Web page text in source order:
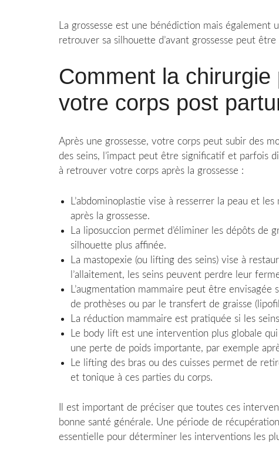
La grossesse est une bénédiction mais
retrouver sa silhouette d’avant grossesse peut
Comment la
votre corps post
Après une grossesse, votre corps peut subir des
des seins, l’impact peut être significatif et parfois
à retrouver votre corps après la grossesse :
L’abdominoplastie vise à resserrer la peau et
après la grossesse.
La liposuccion permet d’éliminer les dépôts de
silhouette plus affinée.
La mastopexie (ou lifting des seins) vise à
l’allaitement, les seins peuvent perdre leur
L’augmentation mammaire peut être
de prothèses ou par le transfert de graisse
La réduction mammaire est pratiquée si les
Le body lift est une intervention plus globale
une perte de poids importante, par exemple
Le lifting des bras ou des cuisses permet de
et tonique à ces parties du corps.
Il est important de préciser que toutes ces
bonne santé générale. Une période de
essentielle pour déterminer les interventions les